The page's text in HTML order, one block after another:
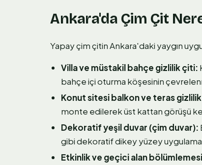
Ankara'da Çim Çit
Yapay çim çitin Ankara'daki yaygın
Villa ve müstakil bahçe gizlilik çiti:
bahçe içi oturma köşesinin
Konut sitesi balkon ve teras
monte edilerek üst kattan görüşü
Dekoratif yeşil duvar (çim duvar):
gibi dekoratif dikey yüzey
Etkinlik ve geçici alan